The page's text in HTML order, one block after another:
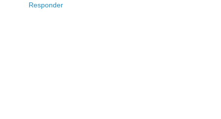
Responder